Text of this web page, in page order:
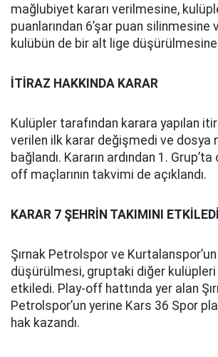
mağlubiyet kararı verilmesine,
puanlarından 6’şar puan silinmesine
kulübün de bir alt lige
İTİRAZ HAKKINDA KARAR
Kulüpler tarafından karara yapılan
verilen ilk karar değişmedi ve dosya
bağlandı. Kararın ardından 1.
off maçlarının takvimi de açıklandı.
KARAR 7 ŞEHRİN TAKIMINI ETKİLEDİ
Şırnak Petrolspor ve
düşürülmesi, gruptaki diğer kulüpleri
etkiledi. Play-off hattında yer alan
Petrolspor’un yerine Kars 36 Spor
hak kazandı.